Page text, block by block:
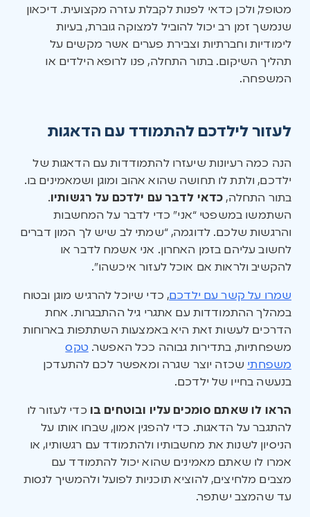
מטופל, ולכן כדאי לפנות לקבלת עזרה מקצועית. דיכאון
שנמשך זמן רב יכול להוביל למצוקה גוברת, בעיות
לימודיות וחברתיות וצבירת פערים אשר מקשים על
תהליך השיקום. בתור התחלה, פנו לרופא הילדים או
המשפחה.
לעזור לילדכם להתמודד עם הדאגות
הנה כמה רעיונות שיעזרו להתמודדות עם הדאגות של
ילדכם, ולתת לו תחושה שהוא אהוב ומוגן ושמאמינים בו.
בתור התחלה, כדאי לדבר עם ילדכם על רגשותיו.
השתמשו במשפטי “אני” כדי לדבר על המחשבות
והרגשות שלכם. לדוגמה, “שמתי לב שיש לך המון דברים
לחשוב עליהם בזמן האחרון. אני אשמח לדבר או
להקשיב ולראות אם אוכל לעזור איכשהו”.
שמרו על קשר עם ילדכם, כדי שיוכל להרגיש מוגן ובטוח
במהלך ההתמודדות עם אתגרי גיל ההתבגרות. אחת
הדרכים לעשות זאת היא באמצעות השתתפות בארוחות
משפחתיות, בתדירות גבוהה ככל האפשר. טקס
משפחתי שכזה יוצר שגרה ומאפשר לכם להתעדכן
בנעשה בחייו של ילדכם.
הראו לו שאתם סומכים עליו ובוטחים בו כדי לעזור לו
להתגבר על הדאגות. כדי להפגין אמון, שבחו אותו על
הניסיון לשנות את מחשבותיו ולהתמודד עם רגשותיו, או
אמרו לו שאתם מאמינים שהוא יכול להתמודד עם
מצבים מלחיצים, להוציא תוכניות לפועל ולהמשיך לנסות
עד שהמצב ישתפר.